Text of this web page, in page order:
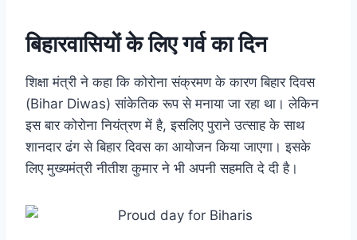
बिहारवासियों के लिए गर्व का दिन
शिक्षा मंत्री ने कहा कि कोरोना संक्रमण के कारण बिहार दिवस
(Bihar Diwas) सांकेतिक रूप से मनाया जा रहा था। लेकिन
इस बार कोरोना नियंत्रण में है, इसलिए पुराने उत्साह के साथ
शानदार ढंग से बिहार दिवस का आयोजन किया जाएगा। इसके
लिए मुख्यमंत्री नीतीश कुमार ने भी अपनी सहमति दे दी है।